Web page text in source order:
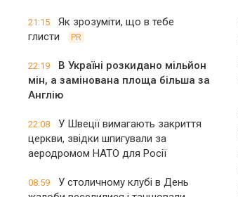
21:15
Як зрозуміти, що в тебе
глисти
PR
22:19
В Україні розкидано мільйон
мін, а замінована площа більша за
Англію
22:08
У Швеції вимагають закриття
церкви, звідки шпигували за
аеродромом НАТО для Росії
08:59
У столичному клубі в День